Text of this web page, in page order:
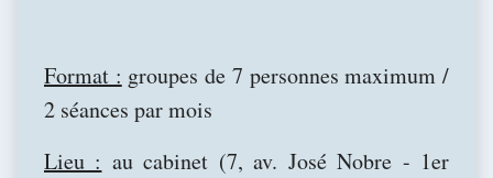
Format : groupes de 7 personnes maximum /
2 séances par mois
Lieu : au cabinet (7, av. José Nobre - 1er